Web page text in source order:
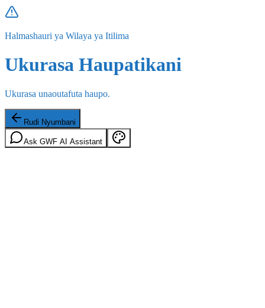
Halmashauri ya Wilaya ya Itilima
Ukurasa Haupatikani
Ukurasa unaoutafuta haupo.
Rudi Nyumbani
Ask GWF AI Assistant